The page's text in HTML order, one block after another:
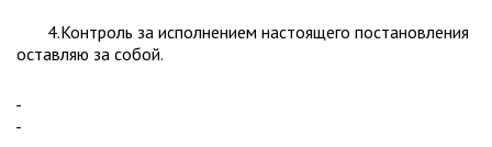
4.Контроль за исполнением настоящего постановления
оставляю за собой.